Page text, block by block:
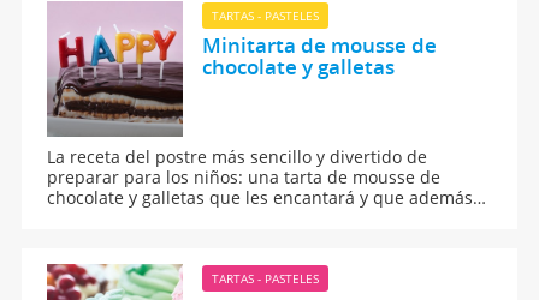
TARTAS - PASTELES
Minitarta de mousse de
chocolate y galletas
La receta del postre más sencillo y divertido de
preparar para los niños: una tarta de mousse de
chocolate y galletas que les encantará y que además
TARTAS - PASTELES